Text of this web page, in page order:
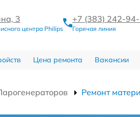
3
центра Philips
+7 (383) 242-
Горячая линия
Цена ремонта Вакансии
Ремонт